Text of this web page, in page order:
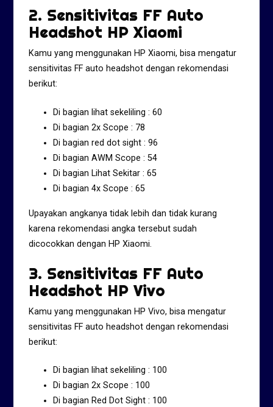
2. Sensitivitas FF Auto
Headshot HP Xiaomi
Kamu yang menggunakan HP Xiaomi, bisa mengatur
sensitivitas FF auto headshot dengan rekomendasi
berikut:
Di bagian lihat sekeliling : 60
Di bagian 2x Scope : 78
Di bagian red dot sight : 96
Di bagian AWM Scope : 54
Di bagian Lihat Sekitar : 65
Di bagian 4x Scope : 65
Upayakan angkanya tidak lebih dan tidak kurang
karena rekomendasi angka tersebut sudah
dicocokkan dengan HP Xiaomi.
3. Sensitivitas FF Auto
Headshot HP Vivo
Kamu yang menggunakan HP Vivo, bisa mengatur
sensitivitas FF auto headshot dengan rekomendasi
berikut:
Di bagian lihat sekeliling : 100
Di bagian 2x Scope : 100
Di bagian Red Dot Sight : 100